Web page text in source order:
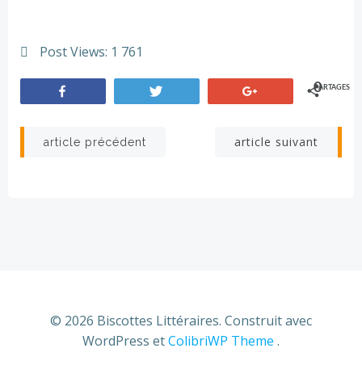
Post Views: 1 761
PARTAGES
0
Navigation
article précédent
Navigation
article suivant
© 2026 Biscottes Littéraires. Construit avec
WordPress etColibriWP Theme .